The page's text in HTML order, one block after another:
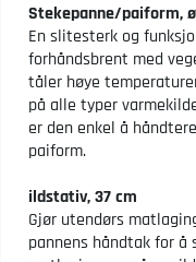
Stekepanne/paiform,
En slitesterk og
forhåndsbrent med
tåler høye
på alle typer
er den enkel å
paiform.
ildstativ, 37 cm
Gjør utendørs
pannens håndtak for